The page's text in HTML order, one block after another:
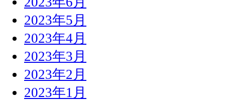
2023年5月
2023年4月
2023年3月
2023年2月
2023年1月